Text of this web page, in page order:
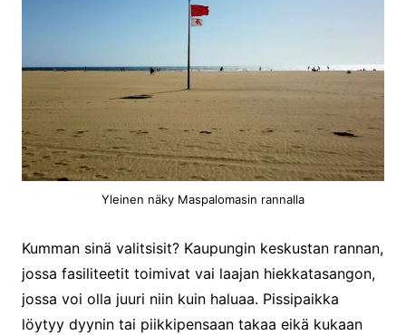
Yleinen näky Maspalomasin rannalla
Kumman sinä valitsisit? Kaupungin keskustan rannan,
jossa fasiliteetit toimivat vai laajan hiekkatasangon,
jossa voi olla juuri niin kuin haluaa. Pissipaikka
löytyy dyynin tai piikkipensaan takaa eikä kukaan